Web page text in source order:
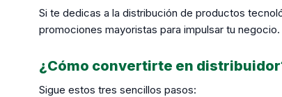
Si te dedicas a la distribución de productos
promociones mayoristas para impulsar tu negocio.
¿Cómo convertirte en
Sigue estos tres sencillos pasos: